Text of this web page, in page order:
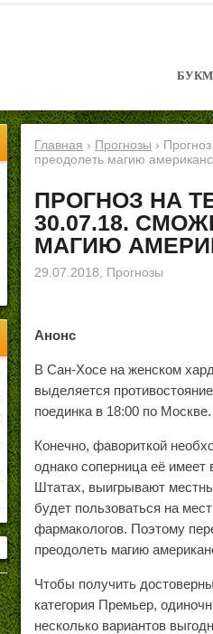
Главная › Прогнозы ›
преодолеть магию
ПРОГНОЗ НА
30.07.18.
МАГИЮ
29.07.2018, Прогнозы
Анонс
В Сан-Хосе на женском
выделяется
поединка в 18:00 по Москве.
Конечно, фавориткой
однако соперница её
Штатах, выигрывают
будет пользоваться на
фармакологов. Поэтому
преодолеть магию
Чтобы получить
категория Премьер,
несколько вариантов